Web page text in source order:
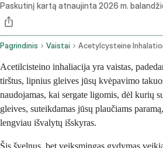
Paskutinį kartą atnaujinta 2026 m.
Pagrindinis Vaistai
Acetilcisteino inhaliacija yra vaistas,
tirštus, lipnius gleives jūsų kvėpavimo
naudojamas, kai sergate ligomis, dėl kurių
gleives, suteikdamas jūsų plaučiams
lengviau išvalytų išskyras.